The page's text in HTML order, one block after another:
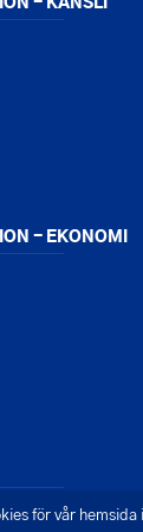
- KANSLI
- EKONOMI
för vår hemsida